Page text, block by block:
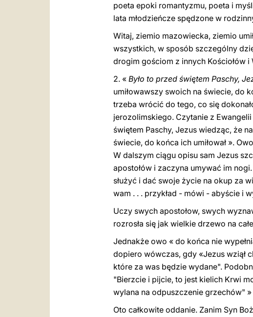
poeta epoki romantyzmu, poeta i
lata młodzieńcze spędzone w
Witaj, ziemio mazowiecka, ziemio
wszystkich, w sposób szczególny
drogim gościom z innych Kościołów
2. « Było to przed świętem Paschy,
umiłowawszy swoich na świecie, do
trzeba wrócić do tego, co się
jerozolimskiego. Czytanie z
świętem Paschy, Jezus wiedząc, że
świecie, do końca ich umiłował ».
W dalszym ciągu opisu sam Jezus
apostołów i zaczyna umywać im
służyć i dać swoje życie na okup za
wam . . . przykład - mówi - abyście i
Uczy swych apostołow, swych
rozrosła się jak wielkie drzewo na
Jednakże owo « do końca nie
dopiero wówczas, gdy «Jezus wziął
które za was będzie wydane".
"Bierzcie i pijcie, to jest kielich Krwi
wylana na odpuszczenie grzechów" »
Oto całkowite oddanie. Zanim Syn